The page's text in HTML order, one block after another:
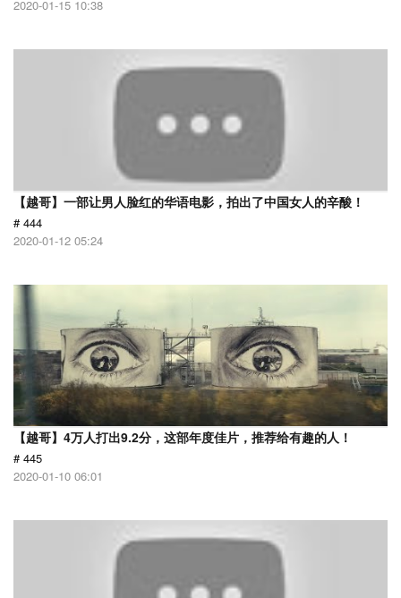
2020-01-15 10:38
【越哥】一部让男人脸红的华语电影，拍出了中国女人的辛酸！
# 444
2020-01-12 05:24
【越哥】4万人打出9.2分，这部年度佳片，推荐给有趣的人！
# 445
2020-01-10 06:01